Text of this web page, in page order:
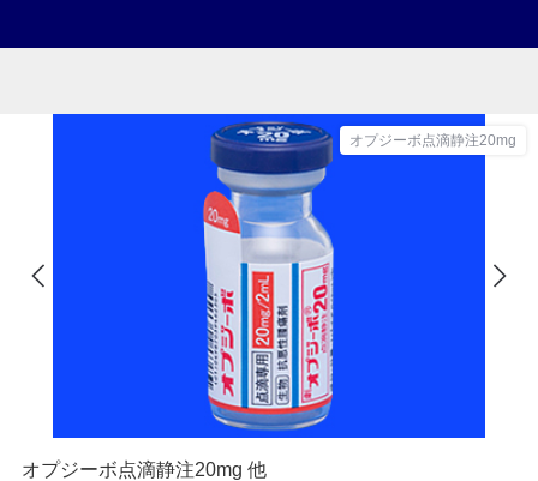
オプジーボ点滴静注20mg
オプジーボ点滴静注20mg 他